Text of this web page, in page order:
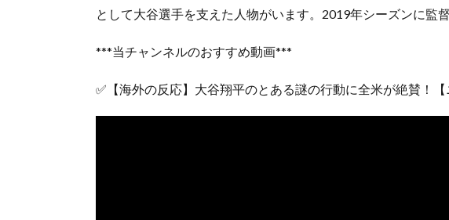
として大谷選手を支えた人物がいます。2019年シーズンに監
***当チャンネルのおすすめ動画***
✅【海外の反応】大谷翔平のとある謎の行動に全米が絶賛！【